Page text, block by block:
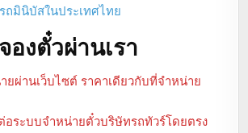
ถมินิบัสในประเทศไทย
องตั๋วผ่านเรา
ยผ่านเว็บไซต์ ราคาเดียวกับที่จำหน่าย
อระบบจำหน่ายตั๋วบริษัทรถทัวร์โดยตรง